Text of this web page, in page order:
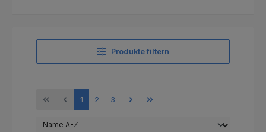
Produkte filtern
Seite
1 Seite
2 Seite
3